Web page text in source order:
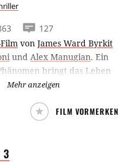
127
von James Ward Byrkit
und Alex Manugian. Ein
bringt das Leben
in dem Sci-Fi-Film
durcheinander.
Mehr anzeigen
FILM VORMERKEN
3